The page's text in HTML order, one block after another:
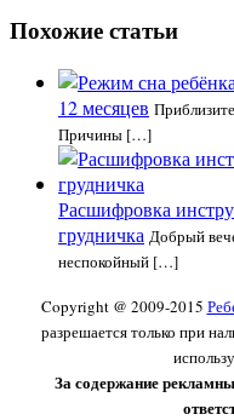
Похожие статьи
12 месяцев
Причины […]
Расшифровка
грудничка Добрый
неспокойный […]
Copyright @ 2009-2015
разрешается только при
За содержание